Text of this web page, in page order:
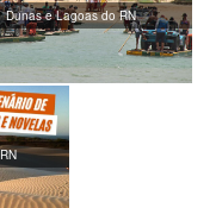
Dunas e Lagoas do RN